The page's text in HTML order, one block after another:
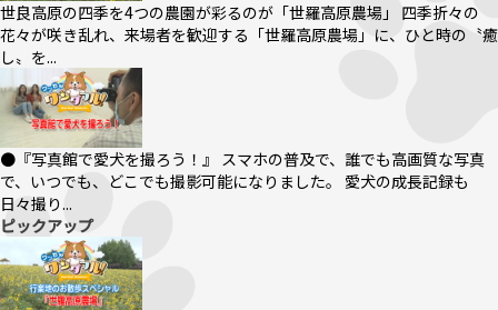
世良高原の四季を4つの農園が彩るのが「世羅高原農場」 四季折々の
花々が咲き乱れ、来場者を歓迎する「世羅高原農場」に、ひと時の〝癒
し〟を...
●『写真館で愛犬を撮ろう！』 スマホの普及で、誰でも高画質な写真
で、いつでも、どこでも撮影可能になりました。 愛犬の成長記録も
日々撮り...
ピックアップ